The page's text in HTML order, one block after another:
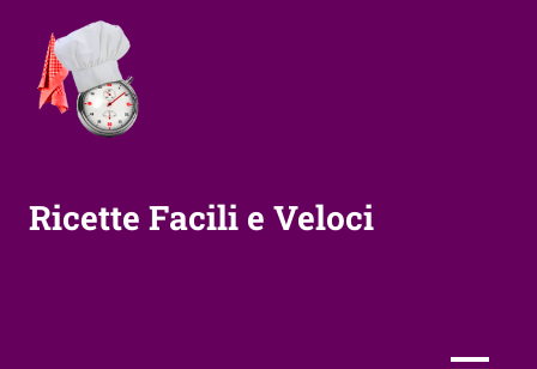
contenuto
Ricette Facili e Veloci